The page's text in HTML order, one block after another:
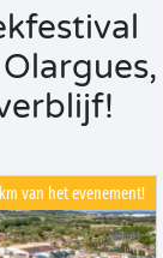
Olargues,
van het evenement!